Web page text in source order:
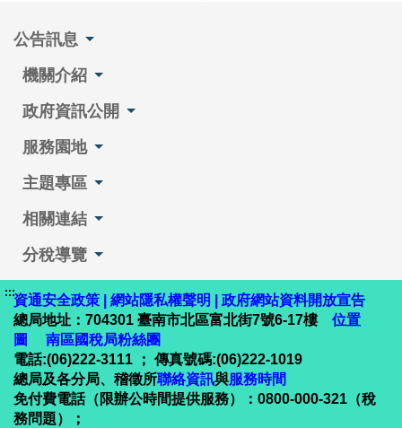
公告訊息
機關介紹
政府資訊公開
服務園地
主題專區
相關連結
分稅導覽
:::資通安全政策 網站隱私權聲明
政府網站資料開放宣告
總局地址：704301 臺南市北區富北街7號6-17樓
位置
圖
南區國稅局粉絲團
電話:(06)222-3111 ； 傳真號碼:(06)222-1019
總局及各分局、稽徵所聯絡資訊與服務時間
免付費電話（限辦公時間提供服務）：0800-000-321（稅
務問題）；